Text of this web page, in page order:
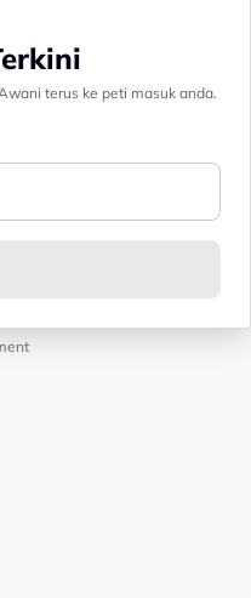
terus ke peti masuk anda.